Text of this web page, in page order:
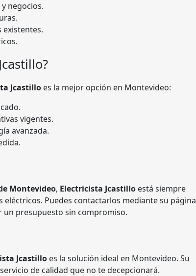
negocios.
existentes.
Jcastillo es la mejor opción en Montevideo:
vigentes.
avanzada.
Montevideo, Electricista Jcastillo está siempre
Puedes contactarlos mediante su página
presupuesto sin compromiso.
Jcastillo es la solución ideal en Montevideo. Su
de calidad que no te decepcionará.